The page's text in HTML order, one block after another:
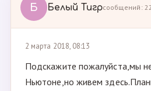
Б Белый Тигрсообщений:
2 марта 2018, 08:13
Подскажите пожалуйста,мы
Ньютоне,но живем